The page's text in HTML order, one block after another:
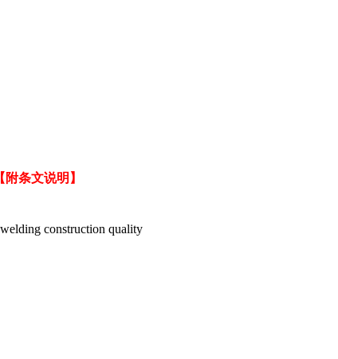
附条文说明】
construction quality